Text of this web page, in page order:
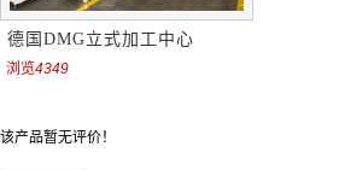
德国DMG立式加工中心
浏览4349
该产品暂无评价！